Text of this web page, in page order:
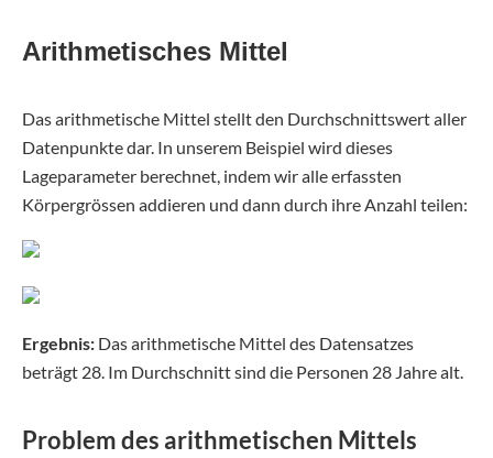
Arithmetisches Mittel
Das arithmetische Mittel stellt den Durchschnittswert aller
Datenpunkte dar. In unserem Beispiel wird dieses
Lageparameter berechnet, indem wir alle erfassten
Körpergrössen addieren und dann durch ihre Anzahl teilen:
Ergebnis: Das arithmetische Mittel des Datensatzes
beträgt 28. Im Durchschnitt sind die Personen 28 Jahre alt.
Problem des arithmetischen Mittels